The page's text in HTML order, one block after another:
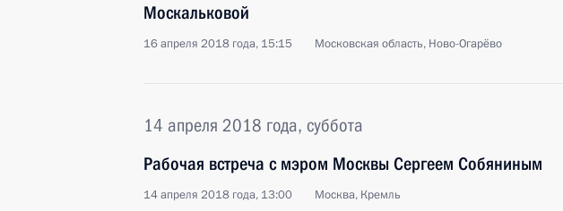
Москальковой
16 апреля 2018 года, 15:15 Московская область, Ново-Огарёво
14 апреля 2018 года, суббота
Рабочая встреча с мэром Москвы Сергеем Собяниным
14 апреля 2018 года, 13:00 Москва, Кремль